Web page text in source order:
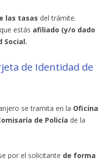
las tasas del trámite.
estás afiliado (y/o dado
Social.
de Identidad de
se tramita en la Oficina
de Policía de la
por el solicitante de forma